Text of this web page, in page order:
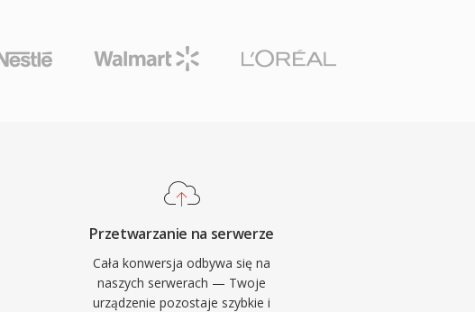
Przetwarzanie na serwerze
Cała konwersja odbywa się na
naszych serwerach — Twoje
urządzenie pozostaje szybkie i